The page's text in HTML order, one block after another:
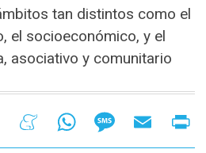
tan distintos como el
el socioeconómico, y el
asociativo y comunitario
LinkedIn MeneameWhatsAppMessageEmail